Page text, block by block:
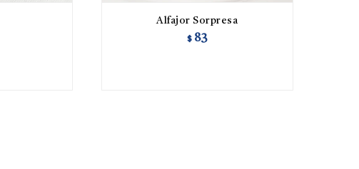
Alfajor Sorpresa
$ 83